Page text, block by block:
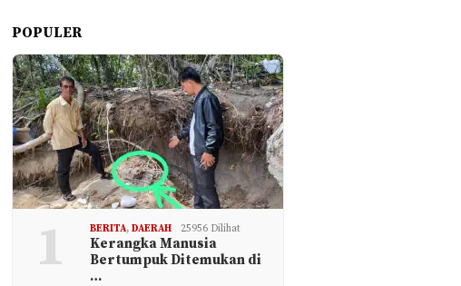
POPULER
1 BERITA,DAERAH 25956 Dilihat
Kerangka Manusia
Bertumpuk Ditemukan di
…